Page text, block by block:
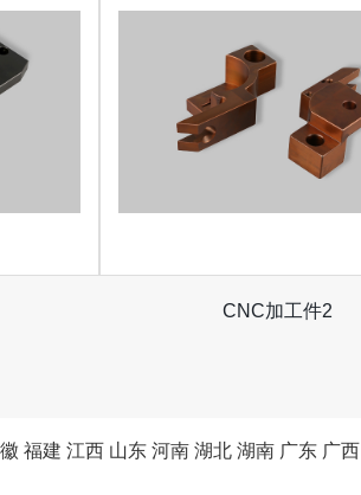
CNC加工件2
福建 江西 山东 河南 湖北 湖南 广东 广西